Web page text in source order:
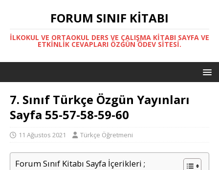
FORUM SINIF KITABI
İLKOKUL VE ORTAOKUL DERS VE ÇALIŞMA KITABI SAYFA VE
ETKINLIK CEVAPLARI ÖZGÜN ÖDEV SITESI.
7. Sınıf Türkçe Özgün Yayınları
Sayfa 55-57-58-59-60
11 Ağustos 2021 Türkçe Öğretmeni
Forum Sınıf Kitabı Sayfa İçerikleri ;